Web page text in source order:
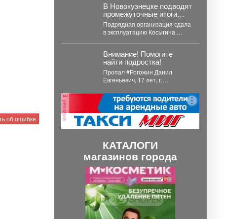
об ошибке
первых семи месяцев...
В Новокузнецке подводят
промежуточные итоги
дорожного сезона.
Подрядная организация сдала
в эксплуатацию Косыгина.
Кузнецова и других.
Продолжается...
Внимание! Помогите
найти подростка!
Пропал #Рогожин Данил
Евгеньевич, 17 лет, г.
года его...
реклама
КАТАЛОГИ
магазинов города